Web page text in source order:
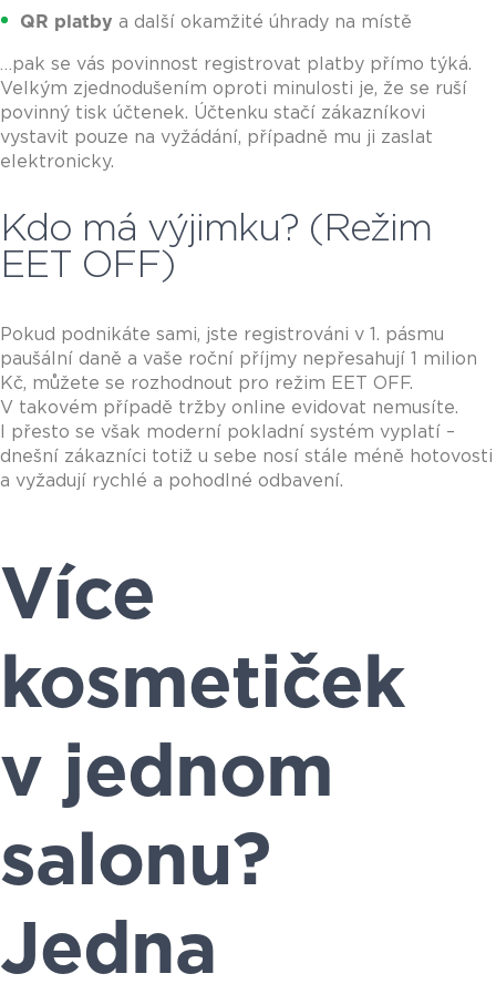
QR platby a další okamžité úhrady na místě
…pak se vás povinnost registrovat platby přímo týká.
Velkým zjednodušením oproti minulosti je, že se ruší
povinný tisk účtenek. Účtenku stačí zákazníkovi
vystavit pouze na vyžádání, případně mu ji zaslat
elektronicky.
Kdo má výjimku? (Režim
EET OFF)
Pokud podnikáte sami, jste registrováni v 1. pásmu
paušální daně a vaše roční příjmy nepřesahují 1 milion
Kč, můžete se rozhodnout pro režim EET OFF.
V takovém případě tržby online evidovat nemusíte.
I přesto se však moderní pokladní systém vyplatí –
dnešní zákazníci totiž u sebe nosí stále méně hotovosti
a vyžadují rychlé a pohodlné odbavení.
Více
kosmetiček
v jednom
salonu?
Jedna